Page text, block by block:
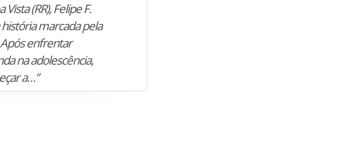
Vista (RR), Felipe F.
marcada pela
enfrentar
na adolescência,
a…”